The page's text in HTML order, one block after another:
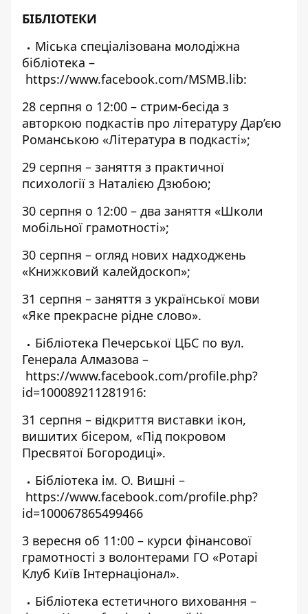
БІБЛІОТЕКИ
Міська спеціалізована молодіжна
бібліотека –
https://www.facebook.com/MSMB.lib:
28 серпня о 12:00 – стрим-бесіда з
авторкою подкастів про літературу Дар’єю
Романською «Література в подкасті»;
29 серпня – заняття з практичної
психології з Наталією Дзюбою;
30 серпня о 12:00 – два заняття «Школи
мобільної грамотності»;
30 серпня – огляд нових надходжень
«Книжковий калейдоскоп»;
31 серпня – заняття з української мови
«Яке прекрасне рідне слово».
Бібліотека Печерської ЦБС по вул.
Генерала Алмазова –
https://www.facebook.com/profile.php?
id=100089211281916:
31 серпня – відкриття виставки ікон,
вишитих бісером, «Під покровом
Пресвятої Богородиці».
Бібліотека ім. О. Вишні –
https://www.facebook.com/profile.php?
id=100067865499466
3 вересня об 11:00 – курси фінансової
грамотності з волонтерами ГО «Ротарі
Клуб Київ Інтернаціонал».
Бібліотека естетичного виховання –